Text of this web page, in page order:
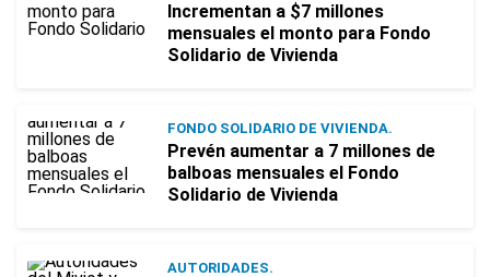
Incrementan a $7 millones
mensuales el monto para Fondo
Solidario de Vivienda
FONDO SOLIDARIO DE VIVIENDA.
Prevén aumentar a 7 millones de
balboas mensuales el Fondo
Solidario de Vivienda
AUTORIDADES.